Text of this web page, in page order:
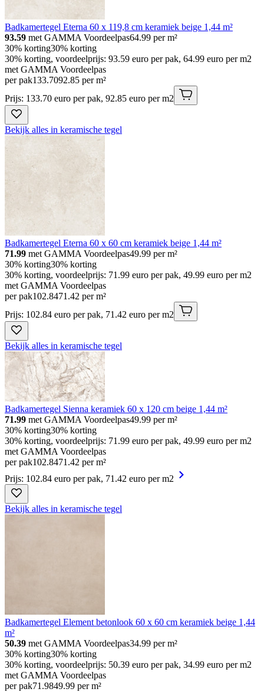
Badkamertegel Eterna 60 x 119,8 cm keramiek beige 1,44 m²
93.59 met GAMMA Voordeelpas64.99 per m²
30% korting30% korting
30% korting, voordeelprijs: 93.59 euro per pak, 64.99 euro per m2
met GAMMA Voordeelpas
per pak133.7092.85 per m²
Prijs: 133.70 euro per pak, 92.85 euro per m2
Bekijk alles in keramische tegel
Badkamertegel Eterna 60 x 60 cm keramiek beige 1,44 m²
71.99 met GAMMA Voordeelpas49.99 per m²
30% korting30% korting
30% korting, voordeelprijs: 71.99 euro per pak, 49.99 euro per m2
met GAMMA Voordeelpas
per pak102.8471.42 per m²
Prijs: 102.84 euro per pak, 71.42 euro per m2
Bekijk alles in keramische tegel
Badkamertegel Sienna keramiek 60 x 120 cm beige 1,44 m²
71.99 met GAMMA Voordeelpas49.99 per m²
30% korting30% korting
30% korting, voordeelprijs: 71.99 euro per pak, 49.99 euro per m2
met GAMMA Voordeelpas
per pak102.8471.42 per m²
Prijs: 102.84 euro per pak, 71.42 euro per m2
Bekijk alles in keramische tegel
Badkamertegel Element betonlook 60 x 60 cm keramiek beige 1,44
m²
50.39 met GAMMA Voordeelpas34.99 per m²
30% korting30% korting
30% korting, voordeelprijs: 50.39 euro per pak, 34.99 euro per m2
met GAMMA Voordeelpas
per pak71.9849.99 per m²